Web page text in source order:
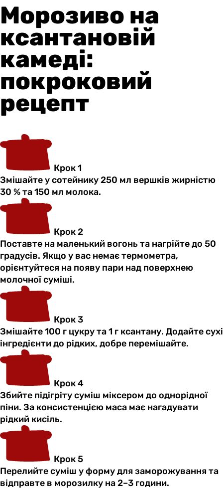
Морозиво на
ксантановій
камеді:
покроковий
рецепт
Крок 1
Змішайте у сотейнику 250 мл вершків жирністю
30 % та 150 мл молока.
Крок 2
Поставте на маленький вогонь та нагрійте до 50
градусів. Якщо у вас немає термометра,
орієнтуйтеся на появу пари над поверхнею
молочної суміші.
Крок 3
Змішайте 100 г цукру та 1 г ксантану. Додайте сухі
інгредієнти до рідких, добре перемішайте.
Крок 4
Збийте підігріту суміш міксером до однорідної
піни. За консистенцією маса має нагадувати
рідкий кисіль.
Крок 5
Перелийте суміш у форму для заморожування та
відправте в морозилку на 2–3 години.